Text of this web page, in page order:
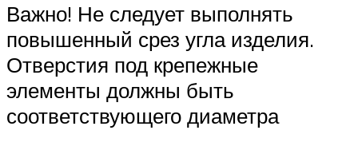
Важно! Не следует выполнять
повышенный срез угла изделия.
Отверстия под крепежные
элементы должны быть
соответствующего диаметра